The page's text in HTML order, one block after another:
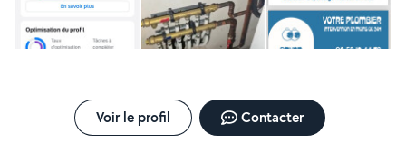
Voir le profil Contacter